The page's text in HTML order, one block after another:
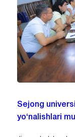
Sejong
yo‘nalishlari